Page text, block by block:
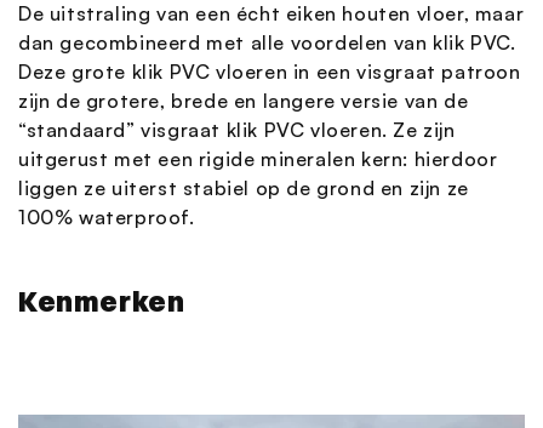
De uitstraling van een écht eiken houten vloer, maar
dan gecombineerd met alle voordelen van klik PVC.
Deze grote klik PVC vloeren in een visgraat patroon
zijn de grotere, brede en langere versie van de
“standaard” visgraat klik PVC vloeren. Ze zijn
uitgerust met een rigide mineralen kern: hierdoor
liggen ze uiterst stabiel op de grond en zijn ze
100% waterproof.
Kenmerken